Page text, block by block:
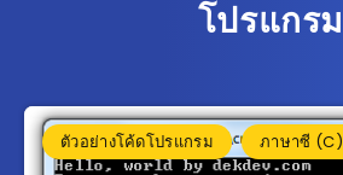
โปรแกรม
ตัวอย่างโค้ดโปรแกรม ภาษาซี (C)